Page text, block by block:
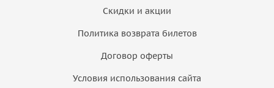
Скидки и акции
Политика возврата билетов
Договор оферты
Условия использования сайта